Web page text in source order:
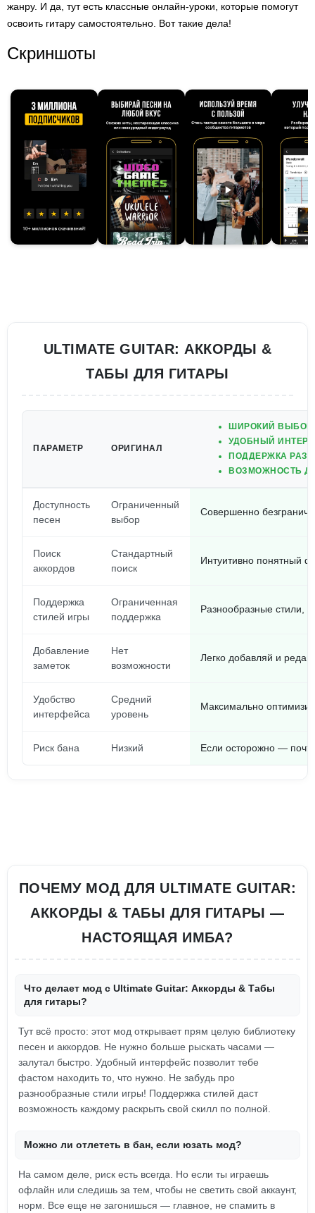
жанру. И да, тут есть классные онлайн-уроки, которые помогут
освоить гитару самостоятельно. Вот такие дела!
Скриншоты
ULTIMATE GUITAR: АККОРДЫ &
ТАБЫ ДЛЯ ГИТАРЫ
ПАРАМЕТР ОРИГИНАЛ
ШИРОКИЙ ВЫБОР
УДОБНЫЙ
ПОДДЕРЖКА
ВОЗМОЖНОСТЬ
Доступность
песен
Ограниченный
выбор
Совершенно
Поиск
аккордов
Стандартный
поиск
Интуитивно понятный
Поддержка
стилей игры
Ограниченная
поддержка
Разнообразные стили,
Добавление
заметок
Нет
возможности
Легко добавляй и
Удобство
интерфейса
Средний
уровень
Максимально
Риск бана Низкий Если осторожно — почти
ПОЧЕМУ МОД ДЛЯ ULTIMATE GUITAR:
АККОРДЫ & ТАБЫ ДЛЯ ГИТАРЫ —
НАСТОЯЩАЯ ИМБА?
Что делает мод с Ultimate Guitar: Аккорды & Табы
для гитары?
Тут всё просто: этот мод открывает прям целую библиотеку
песен и аккордов. Не нужно больше рыскать часами —
залутал быстро. Удобный интерфейс позволит тебе
фастом находить то, что нужно. Не забудь про
разнообразные стили игры! Поддержка стилей даст
возможность каждому раскрыть свой скилл по полной.
Можно ли отлететь в бан, если юзать мод?
На самом деле, риск есть всегда. Но если ты играешь
офлайн или следишь за тем, чтобы не светить свой аккаунт,
норм. Все еще не загонишься — главное, не спамить в